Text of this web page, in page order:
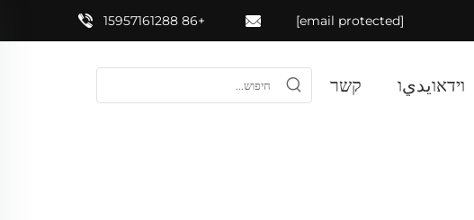
+86 15957161288 [email protected]
וידאוيديו קשר